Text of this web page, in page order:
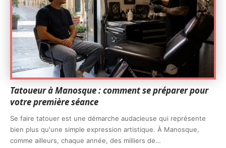
Tatoueur à Manosque : comment se préparer pour
votre première séance
Se faire tatouer est une démarche audacieuse qui représente
bien plus qu'une simple expression artistique. À Manosque,
comme ailleurs, chaque année, des milliers de…